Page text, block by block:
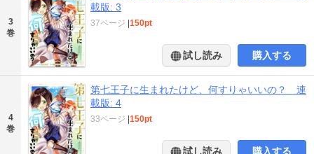
3
巻
載版: 3
37ページ |150pt
試し読み 購入する
4
巻
第七王子に生まれたけど、何すりゃいいの？ 連
載版: 4
33ページ |150pt
試し読み 購入する